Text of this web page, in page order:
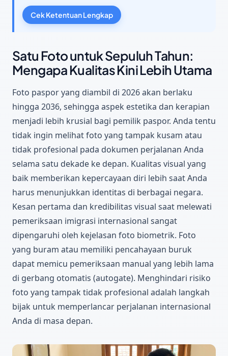
Cek Ketentuan Lengkap
Satu Foto untuk Sepuluh Tahun:
Mengapa Kualitas Kini Lebih Utama
Foto paspor yang diambil di 2026 akan berlaku
hingga 2036, sehingga aspek estetika dan kerapian
menjadi lebih krusial bagi pemilik paspor. Anda tentu
tidak ingin melihat foto yang tampak kusam atau
tidak profesional pada dokumen perjalanan Anda
selama satu dekade ke depan. Kualitas visual yang
baik memberikan kepercayaan diri lebih saat Anda
harus menunjukkan identitas di berbagai negara.
Kesan pertama dan kredibilitas visual saat melewati
pemeriksaan imigrasi internasional sangat
dipengaruhi oleh kejelasan foto biometrik. Foto
yang buram atau memiliki pencahayaan buruk
dapat memicu pemeriksaan manual yang lebih lama
di gerbang otomatis (autogate). Menghindari risiko
foto yang tampak tidak profesional adalah langkah
bijak untuk memperlancar perjalanan internasional
Anda di masa depan.